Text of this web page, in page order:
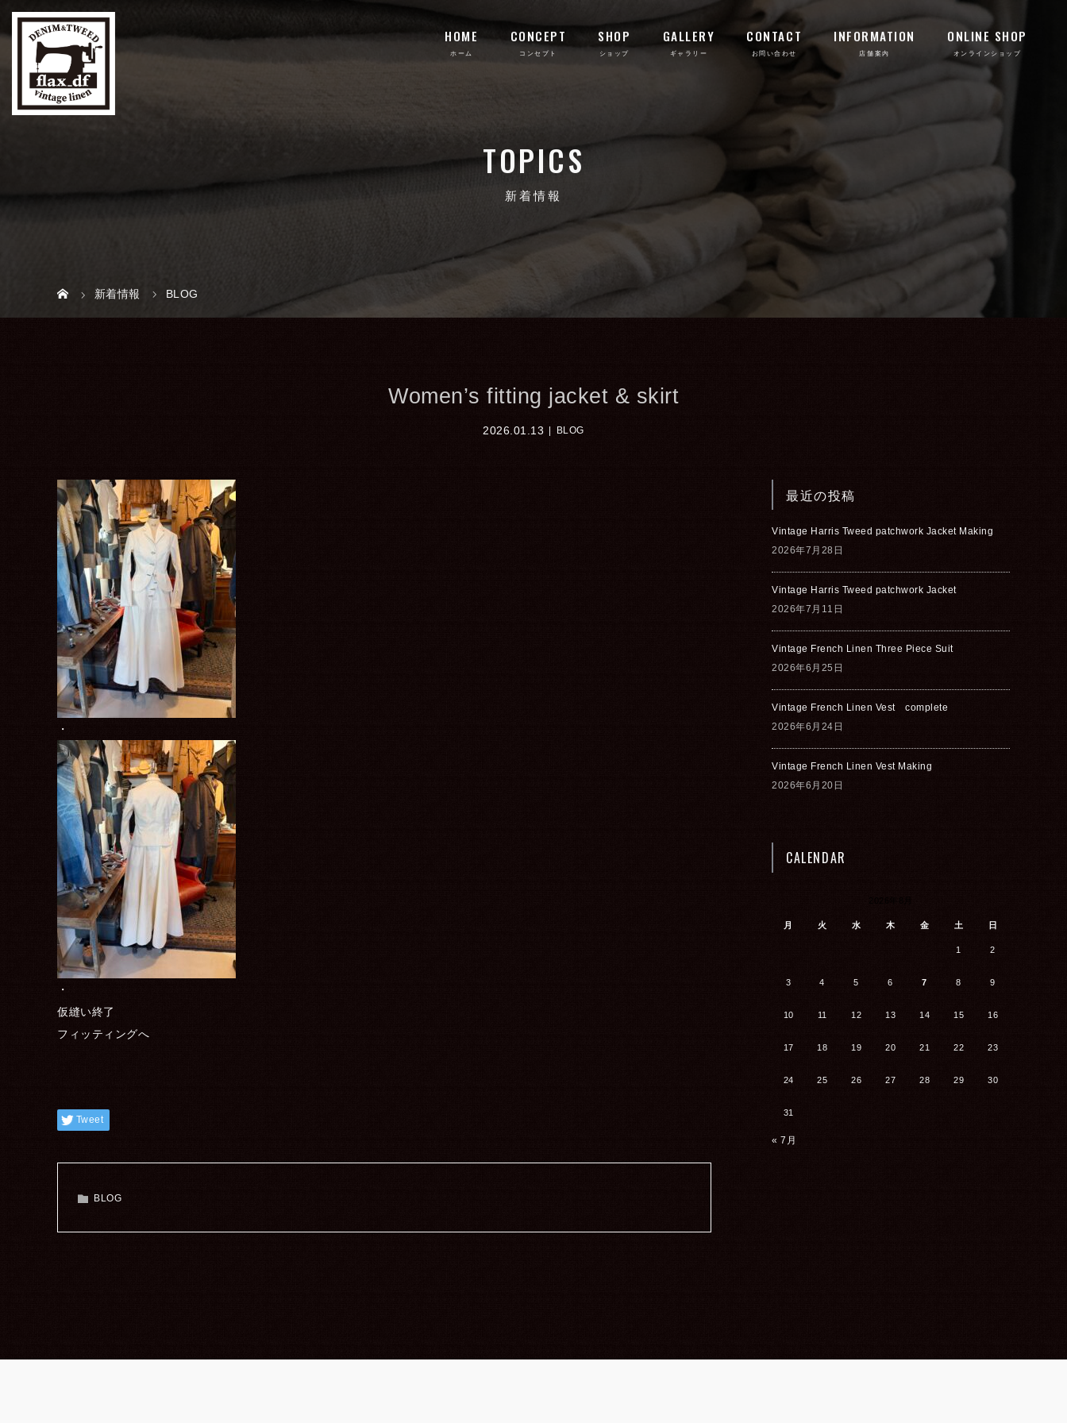
HOME CONCEPT SHOP GALLERY CONTACT INFORMATION ONLINE SHOP
TOPICS
新着情報
新着情報 BLOG
Women’s fitting jacket & skirt
2026.01.13 BLOG
・
・
仮縫い終了
フィッティングへ
Tweet
BLOG
最近の投稿
Vintage Harris Tweed patchwork Jacket Making
2026年7月28日
Vintage Harris Tweed patchwork Jacket
2026年7月11日
Vintage French Linen Three Piece Suit
2026年6月25日
Vintage French Linen Vest complete
2026年6月24日
Vintage French Linen Vest Making
2026年6月20日
CALENDAR
月 火 水 木 金 土 日
1 2
3 4 5 6 7 8 9
10 11 12 13 14 15 16
17 18 19 20 21 22 23
24 25 26 27 28 29 30
31
« 7月